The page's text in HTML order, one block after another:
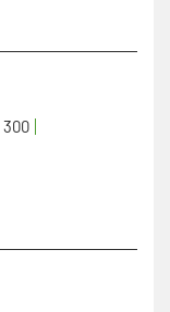
300